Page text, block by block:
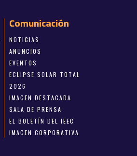
Comunicación
NOTICIAS
ANUNCIOS
EVENTOS
ECLIPSE SOLAR TOTAL
2026
IMAGEN DESTACADA
SALA DE PRENSA
EL BOLETÍN DEL IEEC
IMAGEN CORPORATIVA